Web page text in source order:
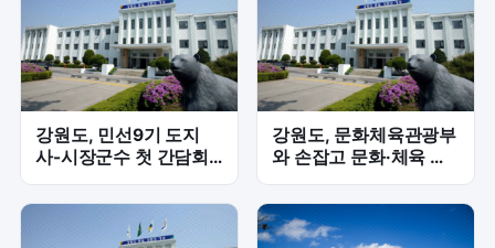
강원도, 민선9기 도지
사-시장군수 첫 간담회…
18개 시군 현안 논의 본
격화
강원도, 문화체육관광부
와 손잡고 문화·체육 현
안 집중 논의